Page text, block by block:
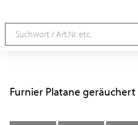
Furnier Platane geräuchert